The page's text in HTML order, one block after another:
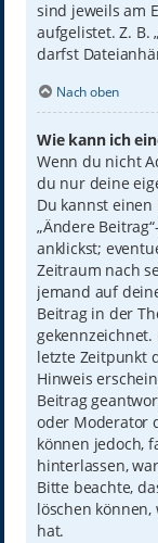
sind jeweils am
aufgelistet. Z. B.
darfst
Nach oben
Wie kann ich
Wenn du nicht
du nur deine
Du kannst
„Ändere
anklickst;
Zeitraum nach
jemand auf
Beitrag in der
letzte Zeitpunkt
Hinweis
Beitrag
oder Moderator
können jedoch,
hinterlassen,
Bitte beachte,
löschen
hat.